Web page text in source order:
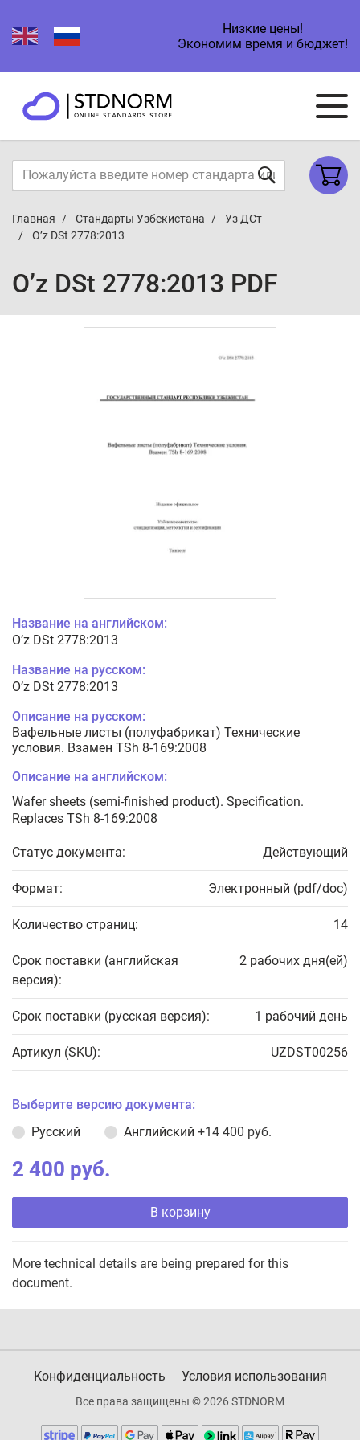
Низкие цены!
Экономим время и бюджет!
Главная Стандарты Узбекистана
Уз ДСт
O’z DSt 2778:2013
O’z DSt 2778:2013 PDF
Название на английском:
O’z DSt 2778:2013
Название на русском:
O’z DSt 2778:2013
Описание на русском:
Вафельные листы (полуфабрикат) Технические
условия. Взамен TSh 8-169:2008
Описание на английском:
Wafer sheets (semi-finished product). Specification.
Replaces TSh 8-169:2008
Статус документа: Действующий
Формат: Электронный (pdf/doc)
Количество страниц: 14
Срок поставки (английская
версия):
2 рабочих дня(ей)
Срок поставки (русская версия): 1 рабочий день
Артикул (SKU): UZDST00256
Выберите версию документа:
Русский
Английский +14 400 руб.
2 400 руб.
В корзину
More technical details are being prepared for this
document.
Конфиденциальность Условия использования
Все права защищены © 2026 STDNORM